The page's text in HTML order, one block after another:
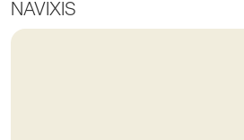
NAVIXIS